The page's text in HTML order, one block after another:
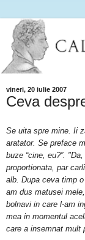
vineri, 20 iulie 2007
Ceva
Se uita spre mine. Ii
aratator. Se preface
buze “cine, eu?”.
proportionata, par
alb. Dupa ceva timp
am dus matusei
bolnavi in care l-am
mea in momentul
care a insemnat mult